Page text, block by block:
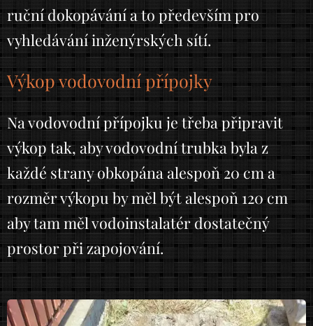
ruční dokopávání a to především pro
vyhledávání inženýrských sítí.
Výkop vodovodní přípojky
Na vodovodní přípojku je třeba připravit
výkop tak, aby vodovodní trubka byla z
každé strany obkopána alespoň 20 cm a
rozměr výkopu by měl být alespoň 120 cm
aby tam měl vodoinstalatér dostatečný
prostor při zapojování.